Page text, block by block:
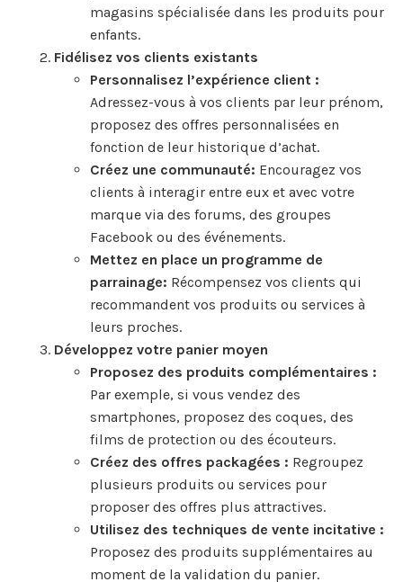
magasins spécialisée dans les produits pour
enfants.
Fidélisez vos clients existants
Personnalisez l’expérience client :
Adressez-vous à vos clients par leur prénom,
proposez des offres personnalisées en
fonction de leur historique d’achat.
Créez une communauté: Encouragez vos
clients à interagir entre eux et avec votre
marque via des forums, des groupes
Facebook ou des événements.
Mettez en place un programme de
parrainage: Récompensez vos clients qui
recommandent vos produits ou services à
leurs proches.
Développez votre panier moyen
Proposez des produits complémentaires :
Par exemple, si vous vendez des
smartphones, proposez des coques, des
films de protection ou des écouteurs.
Créez des offres packagées : Regroupez
plusieurs produits ou services pour
proposer des offres plus attractives.
Utilisez des techniques de vente incitative :
Proposez des produits supplémentaires au
moment de la validation du panier.